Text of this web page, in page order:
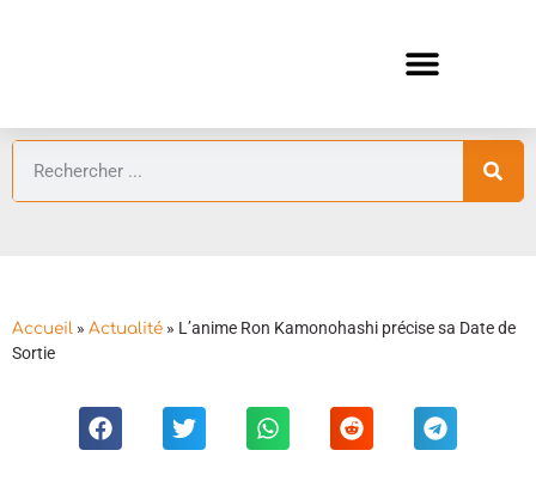
Accueil » Actualité » L’anime Ron Kamonohashi précise sa Date de
Sortie